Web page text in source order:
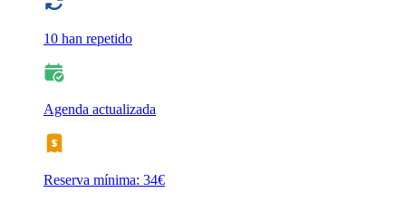
10 han repetido
Agenda actualizada
Reserva mínima: 34€